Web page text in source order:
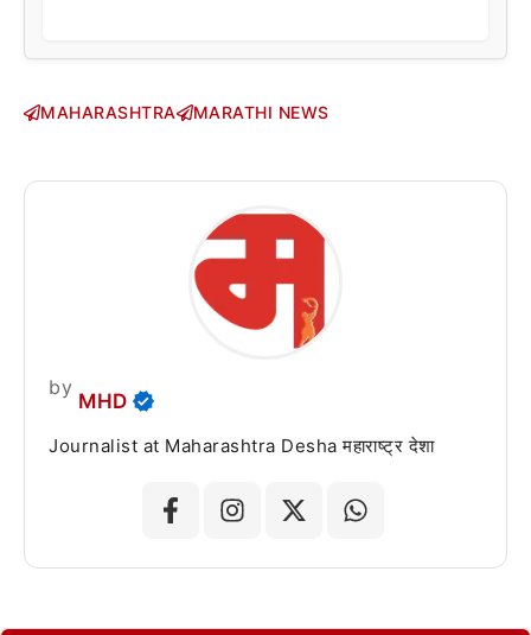
MAHARASHTRA MARATHI NEWS
by
MHD
Journalist at Maharashtra Desha महाराष्ट्र देशा